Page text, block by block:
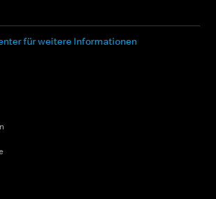
für weitere Informationen